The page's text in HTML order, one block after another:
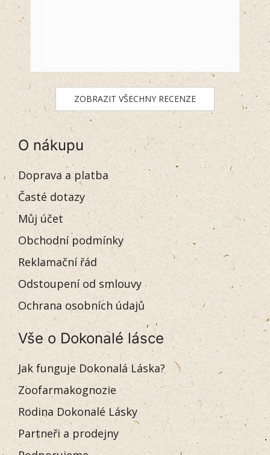
ZOBRAZIT VŠECHNY RECENZE
O nákupu
Doprava a platba
Časté dotazy
Můj účet
Obchodní podmínky
Reklamační řád
Odstoupení od smlouvy
Ochrana osobních údajů
Vše o Dokonalé lásce
Jak funguje Dokonalá Láska?
Zoofarmakognozie
Rodina Dokonalé Lásky
Partneři a prodejny